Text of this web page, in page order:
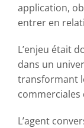
application,
entrer en
L’enjeu était
dans un
transformant
commerciales
L’agent